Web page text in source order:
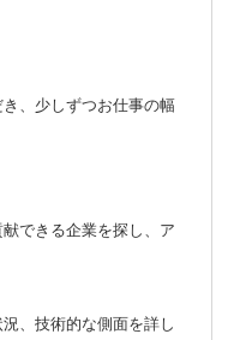
、少しずつお仕事の幅
できる企業を探し、ア
、技術的な側面を詳し